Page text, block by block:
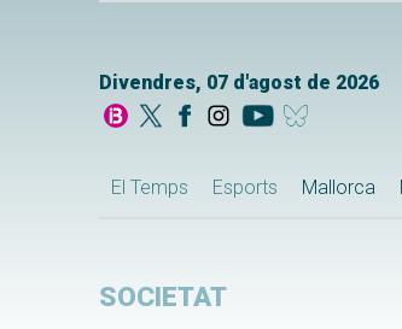
Divendres, 07 d'agost de 2026
El Temps Esports Mallorca
SOCIETAT